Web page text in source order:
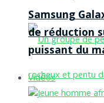
Samsung
de réduction
puissant du
Vidéos